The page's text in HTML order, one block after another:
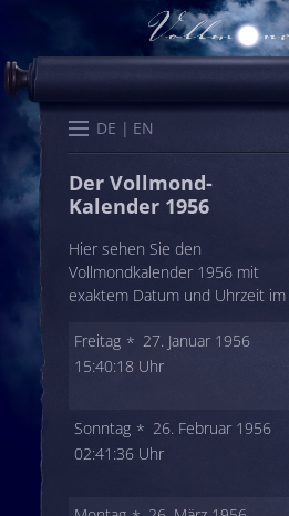
DE EN
Start Kalender
Der Vollmond-
Kalender 1956
Hier sehen Sie den
Vollmondkalender 1956 mit
exaktem Datum und Uhrzeit
Freitag
27. Januar 1956
15:40:18 Uhr
Sonntag
26. Februar 1956
02:41:36 Uhr